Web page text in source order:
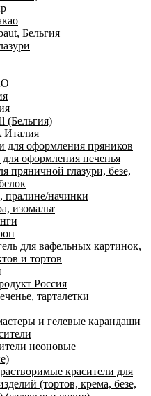
Бельгия
(Бельгия)
Италия
для оформления пряников
оформления печенья
пряничной глазури, безе,
пралине/начинки
изомальт
для вафельных картинок,
и тортов
Россия
тарталетки
и гелевые карандаши
неоновые
красители для
(тортов, крема, безе,